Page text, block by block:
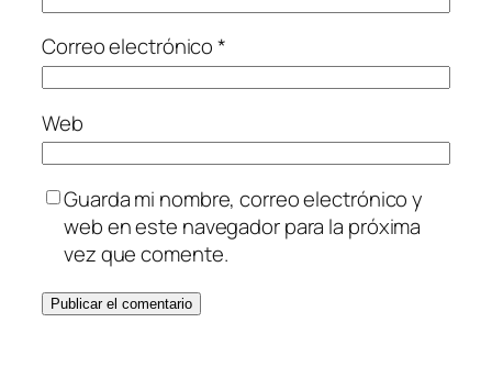
Correo electrónico*
Web
Guarda mi nombre, correo electrónico y
web en este navegador para la próxima
vez que comente.